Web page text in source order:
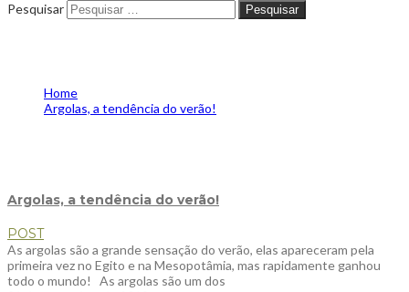
Pesquisar Pesquisar
Home
Argolas, a tendência do verão!⁠
Argolas, a tendência do verão!⁠
POST
As argolas são a grande sensação do verão, elas apareceram pela
primeira vez no Egito e na Mesopotâmia, mas rapidamente ganhou
todo o mundo! ⁠ ⁠ As argolas são um dos